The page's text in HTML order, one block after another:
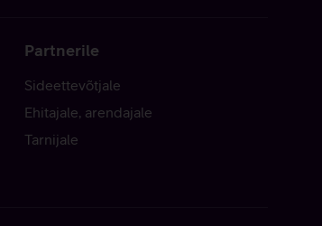
Partnerile
Sideettevõtjale
Ehitajale, arendajale
Tarnijale